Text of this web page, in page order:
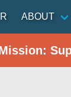
ABOUT